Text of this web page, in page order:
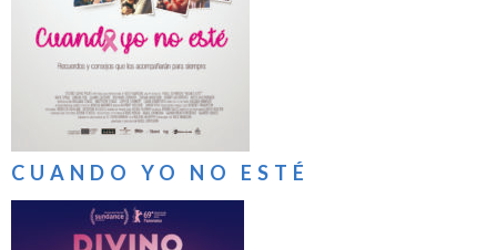
CUANDO YO NO ESTÉ